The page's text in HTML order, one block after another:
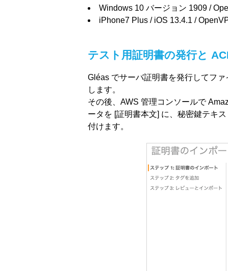
Windows 10 バージョン 1909 /
iPhone7 Plus / iOS 13.4.1 /
テスト用証明書の発行と
Gléas でサーバ証明書を発行してフ
します。
その後、AWS 管理コンソールで
ータを [証明書本文] に、秘密鍵テキ
付けます。